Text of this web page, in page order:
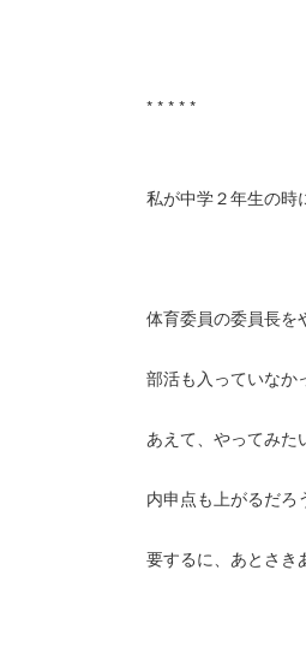
* * * * *
私が中学２年生の時
体育委員の委員長を
部活も入っていなか
あえて、やってみた
内申点も上がるだろ
要するに、あとさき